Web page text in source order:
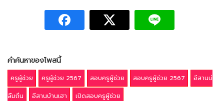
คำค้นหาของโพสนี้
ครูผู้ช่วย ครูผู้ช่วย 2567 สอบครูผู้ช่วย สอบครูผู้ช่วย 2567
อีสานบ่
ลืมถิ่น
อีสานบ้านเฮา เปิดสอบครูผู้ช่วย